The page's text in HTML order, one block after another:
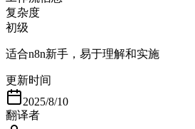
复杂度
初级
适合n8n新手，易于理解和实施
更新时间
2025/8/10
翻译者